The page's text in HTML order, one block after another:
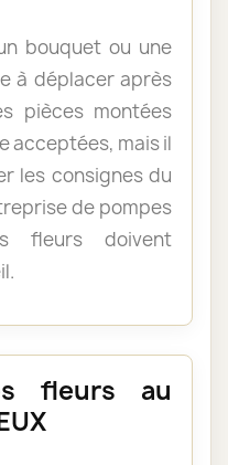
bouquet ou une
à déplacer après
pièces montées
acceptées, mais il
les consignes du
de pompes
fleurs doivent
fleurs au